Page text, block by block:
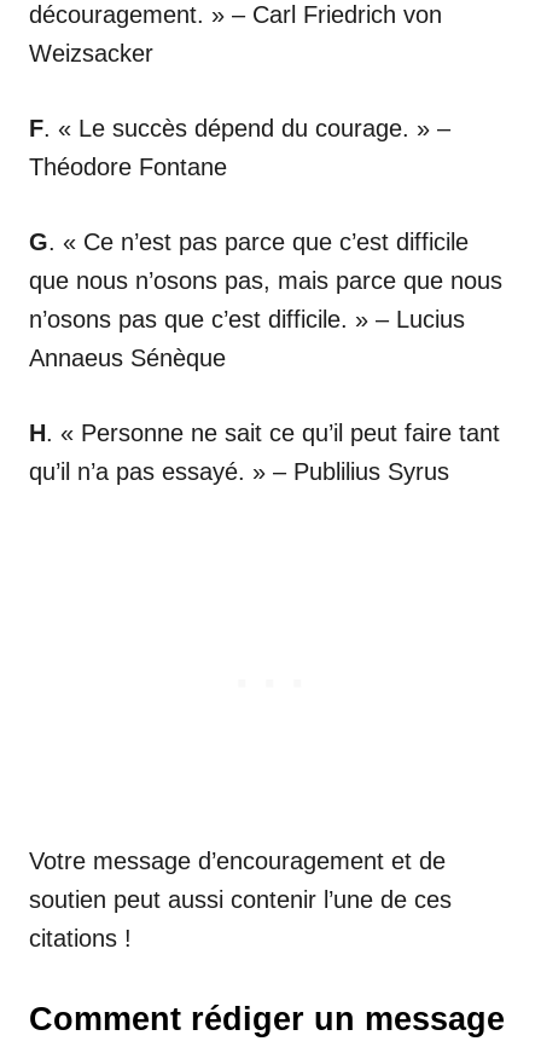
découragement. » – Carl Friedrich von
Weizsacker
F. « Le succès dépend du courage. » –
Théodore Fontane
G. « Ce n’est pas parce que c’est difficile
que nous n’osons pas, mais parce que nous
n’osons pas que c’est difficile. » – Lucius
Annaeus Sénèque
H. « Personne ne sait ce qu’il peut faire tant
qu’il n’a pas essayé. » – Publilius Syrus
Votre message d’encouragement et de
soutien peut aussi contenir l’une de ces
citations !
Comment rédiger un message